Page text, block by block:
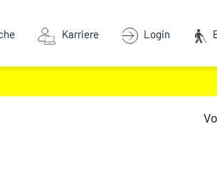
Karriere Login